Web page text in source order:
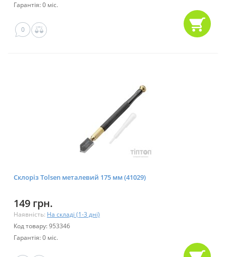
Гарантія: 0 міс.
0
Склоріз Tolsen металевий 175 мм (41029)
149 грн.
Наявність: На складі (1-3 дні)
Код товару: 953346
Гарантія: 0 міс.